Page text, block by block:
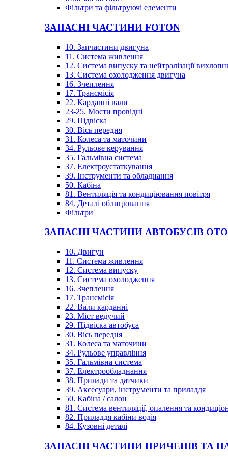
Фільтри та фільтруючі елементи
ЗАПАСНІ ЧАСТИНИ FOTON
10. Запчастини двигуна
11. Система живлення
12. Система випуску та нейтралізації
13. Система охолодження двигуна
16. Зчеплення
17. Трансмісія
22. Карданні вали
23-25. Мости провідні
29. Підвіска
30. Вісь передня
31. Колеса та маточини
34. Рульове керування
35. Гальмівна система
37. Електроустаткування
39. Інструменти та обладнання
50. Кабіна
81. Вентиляція та кондиціювання повітря
84. Деталі облицювання
Фільтри
ЗАПАСНІ ЧАСТИНИ АВТОБУСІВ
10. Двигун
11. Система живлення
12. Система випуску
13. Система охолодження
16. Зчеплення
17. Трансмісія
22. Вали карданні
23. Міст ведучий
29. Підвіска автобуса
30. Вісь передня
31. Колеса та маточини
34. Рульове управління
35. Гальмівна система
37. Електрообладнання
38. Прилади та датчики
39. Аксесуари, інструменти та приладдя
50. Кабіна / салон
81. Система вентиляції, опалення та
82. Приладдя кабіни водія
84. Кузовні деталі
ЗАПАСНІ ЧАСТИНИ ПРИЧЕПІВ ТА